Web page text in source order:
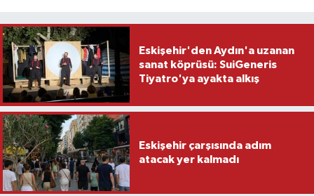
Eskişehir'den Aydın'a uzanan
sanat köprüsü: SuiGeneris
Tiyatro'ya ayakta alkış
Eskişehir çarşısında adım
atacak yer kalmadı